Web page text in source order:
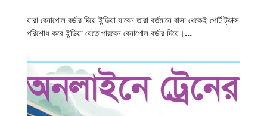
যারা বেনাপোল বর্ডার দিয়ে ইন্ডিয়া যাবেন তারা বর্তমানে বাসা থেকেই পোর্ট ট্যাক্স
পরিশোধ করে ইন্ডিয়া যেতে পারবেন বেনাপোল বর্ডার দিয়ে।...